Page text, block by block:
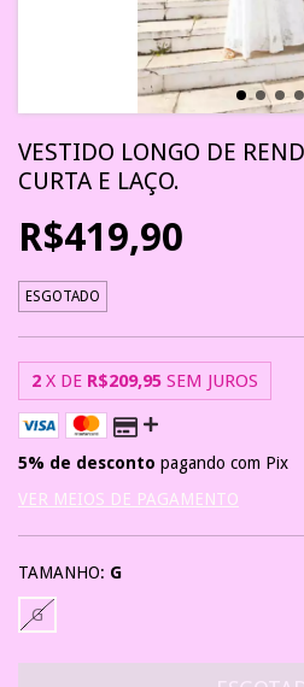
VESTIDO LONGO DE
CURTA E LAÇO.
R$419,90
ESGOTADO
2 X DE R$209,95 SEM JUROS
5% de desconto pagando com Pix
VER MEIOS DE PAGAMENTO
TAMANHO: G
G